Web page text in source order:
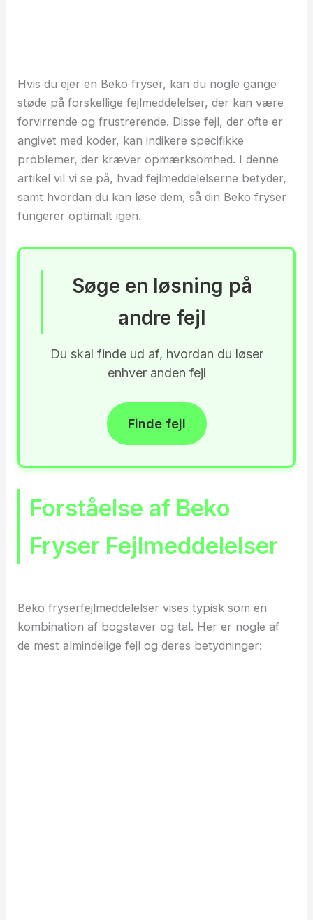
Hvis du ejer en Beko fryser, kan du nogle gange
støde på forskellige fejlmeddelelser, der kan være
forvirrende og frustrerende. Disse fejl, der ofte er
angivet med koder, kan indikere specifikke
problemer, der kræver opmærksomhed. I denne
artikel vil vi se på, hvad fejlmeddelelserne betyder,
samt hvordan du kan løse dem, så din Beko fryser
fungerer optimalt igen.
Søge en løsning på
andre fejl
Du skal finde ud af, hvordan du løser
enhver anden fejl
Finde fejl
Forståelse af Beko
Fryser Fejlmeddelelser
Beko fryserfejlmeddelelser vises typisk som en
kombination af bogstaver og tal. Her er nogle af
de mest almindelige fejl og deres betydninger: